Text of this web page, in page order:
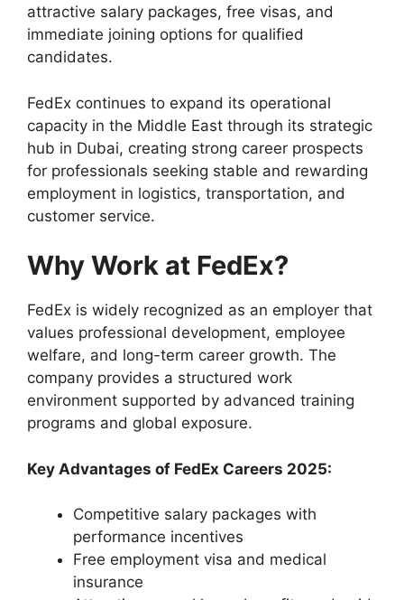
attractive salary packages, free visas, and
immediate joining options for qualified
candidates.
FedEx continues to expand its operational
capacity in the Middle East through its strategic
hub in Dubai, creating strong career prospects
for professionals seeking stable and rewarding
employment in logistics, transportation, and
customer service.
Why Work at FedEx?
FedEx is widely recognized as an employer that
values professional development, employee
welfare, and long-term career growth. The
company provides a structured work
environment supported by advanced training
programs and global exposure.
Key Advantages of FedEx Careers 2025:
Competitive salary packages with
performance incentives
Free employment visa and medical
insurance